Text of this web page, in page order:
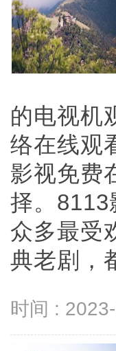
的电视机
络在线观
影视免费
择。8113
众多最受
典老剧，
时间 :